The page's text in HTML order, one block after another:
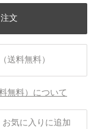
文
送料無料）
無料）について
お気に入りに追加